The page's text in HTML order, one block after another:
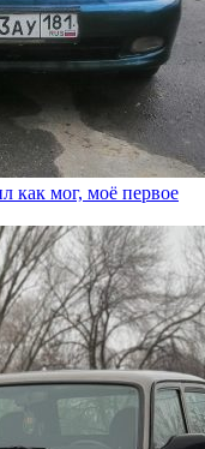
как мог, моё первое